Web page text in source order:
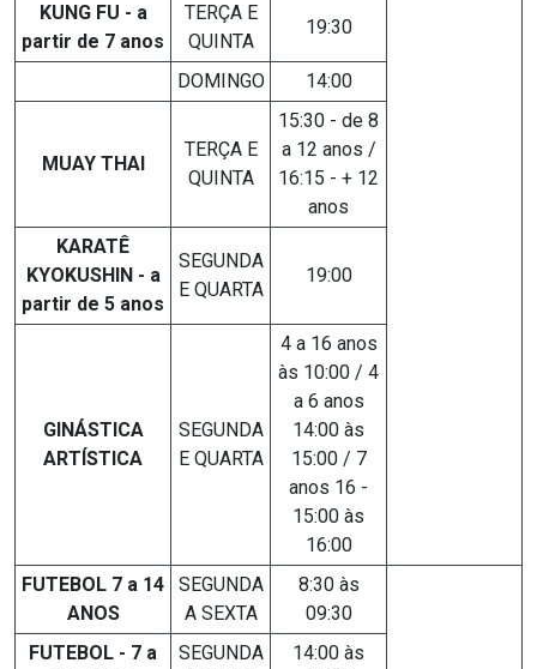
KUNG FU - a
partir de 7 anos
TERÇA E
QUINTA
19:30
DOMINGO 14:00
MUAY THAI
TERÇA E
QUINTA
15:30 - de 8
a 12 anos /
16:15 - + 12
anos
KARATÊ
KYOKUSHIN - a
partir de 5 anos
SEGUNDA
E QUARTA
19:00
GINÁSTICA
ARTÍSTICA
SEGUNDA
E QUARTA
4 a 16 anos
às 10:00 / 4
a 6 anos
14:00 às
15:00 / 7
anos 16 -
15:00 às
16:00
FUTEBOL 7 a 14
ANOS
SEGUNDA
A SEXTA
8:30 às
09:30
FUTEBOL - 7 a
SEGUNDA
14:00 às